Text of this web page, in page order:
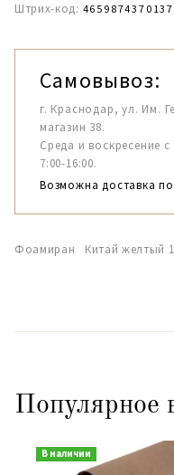
Штрих-код: 4659874370137
Самовывоз:
г. Краснодар, ул. Им.
магазин 38.
Среда и воскресение
7:00-16:00.
Возможна доставка
Фоамиран Китай желтый
Популярное
В наличии